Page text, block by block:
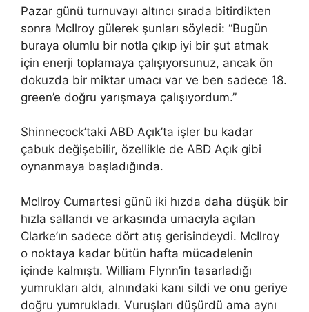
Pazar günü turnuvayı altıncı sırada bitirdikten
sonra McIlroy gülerek şunları söyledi: “Bugün
buraya olumlu bir notla çıkıp iyi bir şut atmak
için enerji toplamaya çalışıyorsunuz, ancak ön
dokuzda bir miktar umacı var ve ben sadece 18.
green’e doğru yarışmaya çalışıyordum.”
Shinnecock’taki ABD Açık’ta işler bu kadar
çabuk değişebilir, özellikle de ABD Açık gibi
oynanmaya başladığında.
McIlroy Cumartesi günü iki hızda daha düşük bir
hızla sallandı ve arkasında umacıyla açılan
Clarke’ın sadece dört atış gerisindeydi. McIlroy
o noktaya kadar bütün hafta mücadelenin
içinde kalmıştı. William Flynn’in tasarladığı
yumrukları aldı, alnındaki kanı sildi ve onu geriye
doğru yumrukladı. Vuruşları düşürdü ama aynı